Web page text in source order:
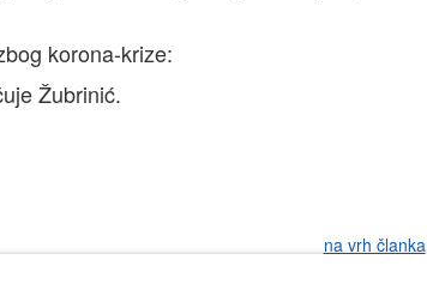
korona-krize:
Žubrinić.
na vrh članka